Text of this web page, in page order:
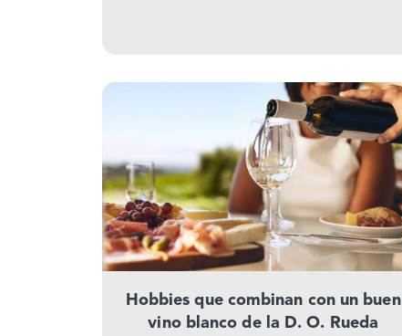
Hobbies que combinan con un buen
vino blanco de la D. O. Rueda